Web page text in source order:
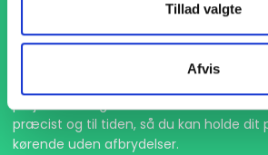
Tillad valgte
Afvis
1-4 dages levering
projekter aldrig bliver forsinket. Vi står
præcist og til tiden, så du kan holde dit
kørende uden afbrydelser.